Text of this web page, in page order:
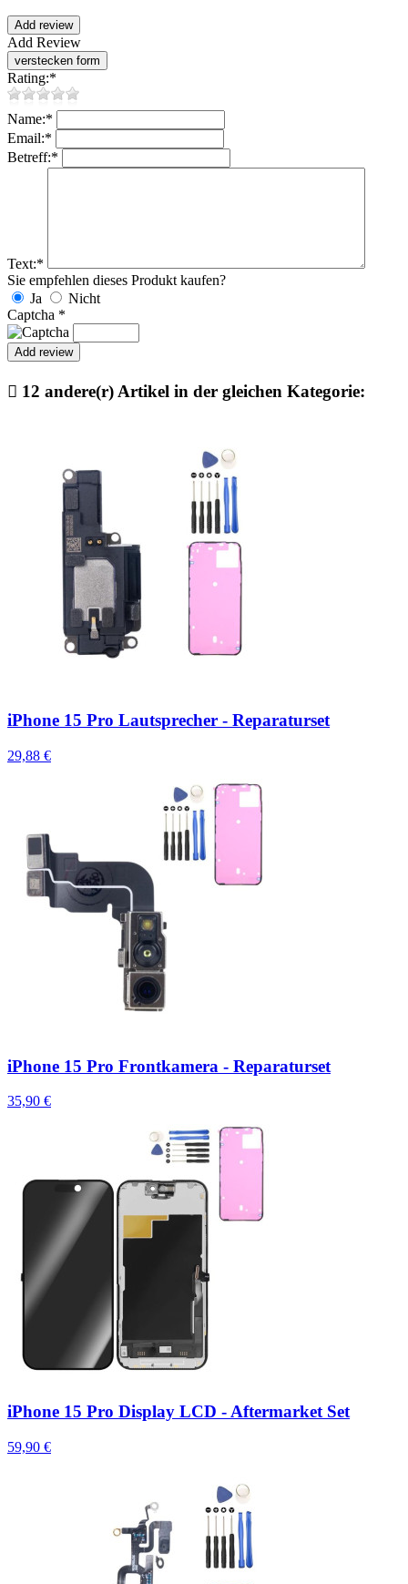
Add Review
Rating:*
Name:*
Email:*
Betreff:*
Text:*
Sie empfehlen dieses Produkt kaufen?
Ja
Nicht
Captcha *
 12 andere(r) Artikel in der gleichen Kategorie:
iPhone 15 Pro Lautsprecher - Reparaturset
29,88 €
iPhone 15 Pro Frontkamera - Reparaturset
35,90 €
iPhone 15 Pro Display LCD - Aftermarket Set
59,90 €